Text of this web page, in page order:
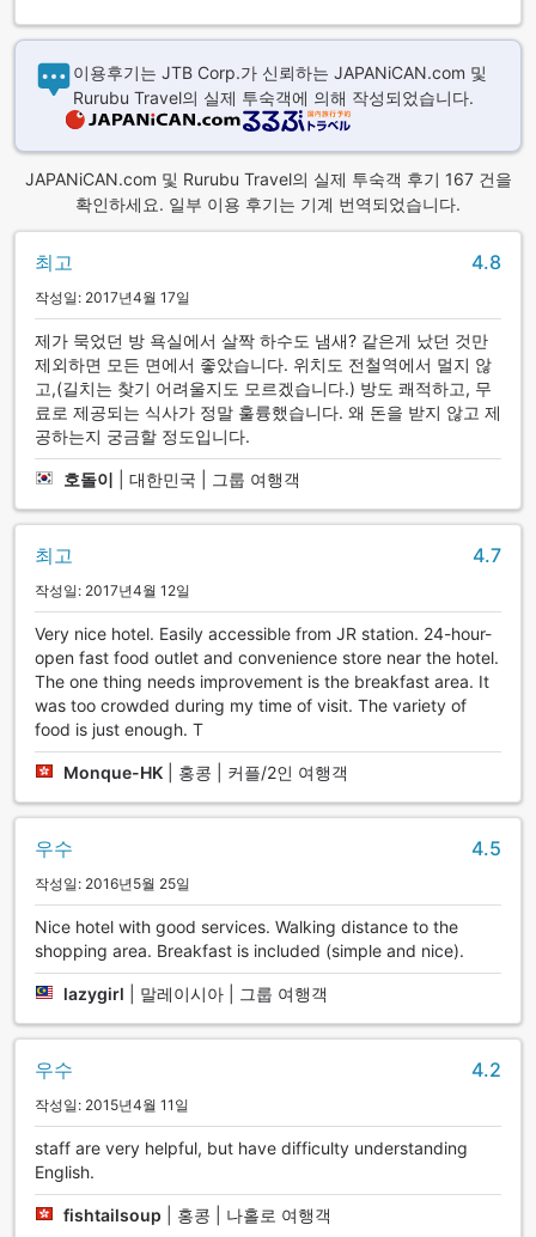
이용후기는 JTB Corp.가 신뢰하는 JAPANiCAN.com 및
Rurubu Travel의 실제 투숙객에 의해 작성되었습니다.
JAPANiCAN.com 및 Rurubu Travel의 실제 투숙객 후기 167 건을
확인하세요. 일부 이용 후기는 기계 번역되었습니다.
최고 4.8
작성일: 2017년4월 17일
제가 묵었던 방 욕실에서 살짝 하수도 냄새? 같은게 났던 것만
제외하면 모든 면에서 좋았습니다. 위치도 전철역에서 멀지 않
고,(길치는 찾기 어려울지도 모르겠습니다.) 방도 쾌적하고, 무
료로 제공되는 식사가 정말 훌륭했습니다. 왜 돈을 받지 않고 제
공하는지 궁금할 정도입니다.
호돌이 대한민국 | 그룹 여행객
최고 4.7
작성일: 2017년4월 12일
Very nice hotel. Easily accessible from JR station. 24-hour-
open fast food outlet and convenience store near the hotel.
The one thing needs improvement is the breakfast area. It
was too crowded during my time of visit. The variety of
food is just enough. T
Monque-HK 홍콩 | 커플/2인 여행객
우수 4.5
작성일: 2016년5월 25일
Nice hotel with good services. Walking distance to the
shopping area. Breakfast is included (simple and nice).
lazygirl 말레이시아 | 그룹 여행객
우수 4.2
작성일: 2015년4월 11일
staff are very helpful, but have difficulty understanding
English.
fishtailsoup 홍콩 | 나홀로 여행객